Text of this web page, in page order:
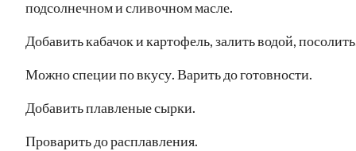
подсолнечном и сливочном масле.
Добавить кабачок и картофель, залить водой,
Можно специи по вкусу. Варить до готовности.
Добавить плавленые сырки.
Проварить до расплавления.